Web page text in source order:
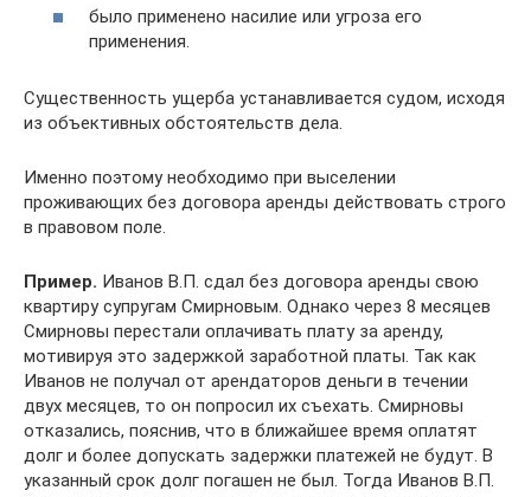
было применено насилие или угроза его
применения.
Существенность ущерба устанавливается судом, исходя
из объективных обстоятельств дела.
Именно поэтому необходимо при выселении
проживающих без договора аренды действовать строго
в правовом поле.
Пример. Иванов В.П. сдал без договора аренды свою
квартиру супругам Смирновым. Однако через 8 месяцев
Смирновы перестали оплачивать плату за аренду,
мотивируя это задержкой заработной платы. Так как
Иванов не получал от арендаторов деньги в течении
двух месяцев, то он попросил их съехать. Смирновы
отказались, пояснив, что в ближайшее время оплатят
долг и более допускать задержки платежей не будут. В
указанный срок долг погашен не был. Тогда Иванов В.П.